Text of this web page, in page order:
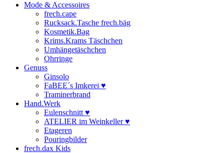
Mode & Accessoires
frech.cape
Rucksack.Tasche frech.bäg
Kosmetik.Bag
Krims.Krams Täschchen
Umhängetäschchen
Ohrringe
Genuss
Ginsolo
FaBEE´s Imkerei ♥
Traminerbrand
Hand.Werk
Eulenschnitt ♥
ATELIER im Weinkeller ♥
Etageren
Pouringbilder
frech.dax Kids